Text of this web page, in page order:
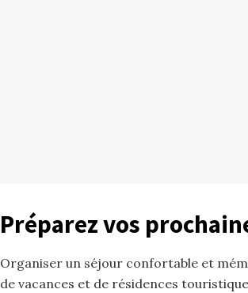
Préparez vos
Organiser un séjour confortable et
de vacances et de résidences